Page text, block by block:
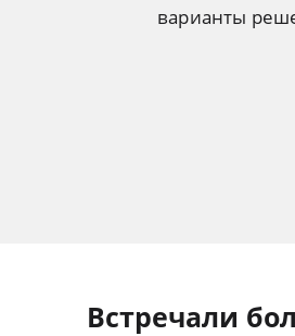
варианты
Встречали